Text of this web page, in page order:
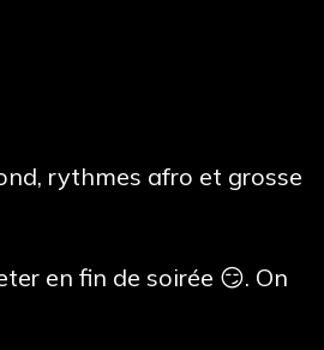
rythmes afro et grosse
en fin de soirée 😏. On